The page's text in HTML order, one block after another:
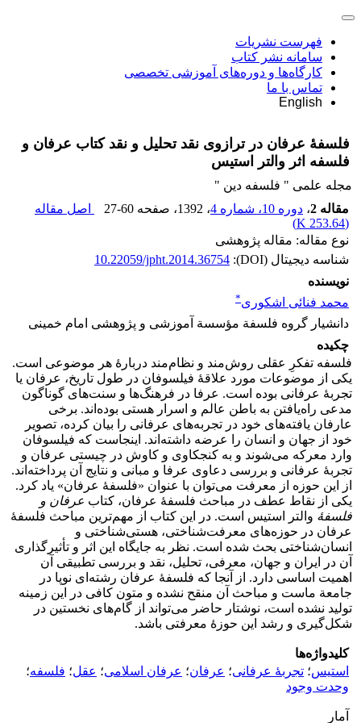
فهرست نشریات
سامانه نشر کتاب
کارگاه‌ها و دوره‌های آموزشی تخصصی
تماس با ما
English
فلسفۀ عرفان در ترازوی نقد تحلیل و نقد کتاب عرفان و
فلسفه اثر والتر استیس
مجله علمی " فلسفه دین "
مقاله 2
، دوره 10، شماره 4 ، 1392 ، صفحه 27-60
اصل مقاله
(
253.64 K
)
نوع مقاله: مقاله پژوهشی
شناسه دیجیتال (DOI):
10.22059/jpht.2014.36754
نویسنده
محمد فنائی اشکوری*
دانشیار گروه فلسفة مؤسسة آموزشی و پژوهشی امام خمینی
چکیده
فلسفه تفکرِ عقلی روش‌مند و نظام‌مند دربارۀ هر موضوعی است.
یکی از موضوعات مورد علاقۀ فیلسوفان در طول تاریخ، عرفان یا
تجربۀ عرفانی بوده است. عرفا در فرهنگ‌ها و سنت‌های گوناگون
مدعی راه‌یافتن به باطن عالم و اسرار هستی بوده‌اند. برخی
عارفان یافته‌های خود در تجربه‌های عرفانی را بیان کرده، تصویر
خود از جهان و انسان را عرضه داشته‌اند. اینجاست که فیلسوفان
وارد معرکه می‌شوند و به کنجکاوی و کاوش در چیستی عرفان و
تجربۀ عرفانی و بررسی دعاوی عرفا و مبانی و نتایج آن پرداخته‌اند.
از این حوزه از معرفت می‌توان با عنوان «فلسفۀ عرفان» یاد کرد.
یکی از نقاط عطف در مباحث فلسفۀ عرفان، کتاب عرفان و
فلسفۀ والتر استیس است. در این کتاب از مهم‌ترین مباحث فلسفۀ
عرفان در حوزه‌های معرفت‌شناختی، هستی‌شناختی و
انسان‌شناختی بحث شده است. نظر به جایگاه این اثر و تأثیرگذاری
آن در ایران و جهان، معرفی، تحلیل، نقد و بررسی تطبیقی آن
اهمیت اساسی دارد. از آنجا که فلسفۀ عرفان رشته‌ای نوپا در
جامعة ماست و مباحث آن منقح نشده و متون کافی در این زمینه
تولید نشده است، نوشتار حاضر می‌تواند از گام‌های نخستین در
شکل‌گیری و رشد این حوزۀ معرفتی باشد.
کلیدواژه‌ها
استیس؛ تجربۀ عرفانی؛ عرفان؛ عرفان اسلامی؛ عقل؛ فلسفه؛
وحدت وجود
آمار